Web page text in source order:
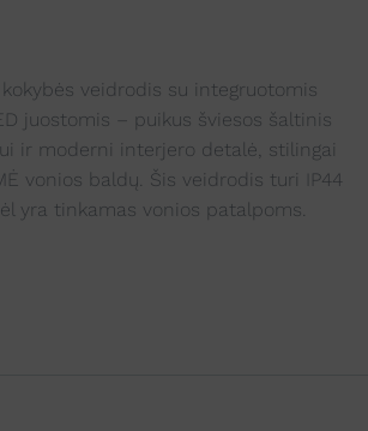
veidrodis su integruotomis
juostomis – puikus šviesos šaltinis
ir moderni interjero detalė, stilingai
vonios baldų. Šis veidrodis turi IP44
yra tinkamas vonios patalpoms.